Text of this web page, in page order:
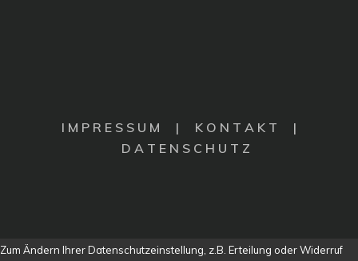
I M P R E S S U M | K O N T A K T |
D A T E N S C H U T Z
Zum Ändern Ihrer Datenschutzeinstellung, z.B. Erteilung oder Widerruf